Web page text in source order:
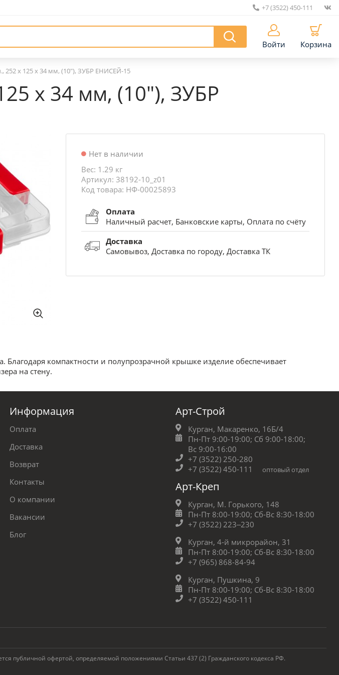
+7 (3522) 450-111
Войти Корзина
252 х 125 х 34 мм, (10″), ЗУБР ЕНИСЕЙ-15
х 34 мм, (10″), ЗУБР
Нет в наличии
Вес: 1.29 кг
Артикул: 38192-10_z01
Код товара: НФ-00025893
Оплата
Наличный расчет, Банковские карты, Оплата по счёту
Доставка
Самовывоз, Доставка по городу, Доставка ТК
компактности и полупрозрачной крышке изделие обеспечивает
на стену.
Информация
Оплата
Доставка
Возврат
Контакты
О компании
Вакансии
Блог
Арт-Строй
Курган, Макаренко, 16Б/4
Пн-Пт 9:00-19:00; Сб 9:00-18:00;
Вс 9:00-16:00
+7 (3522) 250-280
+7 (3522) 450-111
оптовый отдел
Арт-Креп
Курган, М. Горького, 148
Пн-Пт 8:00-19:00; Сб-Вс 8:30-18:00
+7 (3522) 223‒230
Курган, 4-й микрорайон, 31
Пн-Пт 8:00-19:00; Сб-Вс 8:30-18:00
+7 (965) 868-84-94
Курган, Пушкина, 9
Пн-Пт 8:00-19:00; Сб-Вс 8:30-18:00
+7 (3522) 450-111
публичной офертой, определяемой положениями Статьи 437 (2) Гражданского кодекса РФ.